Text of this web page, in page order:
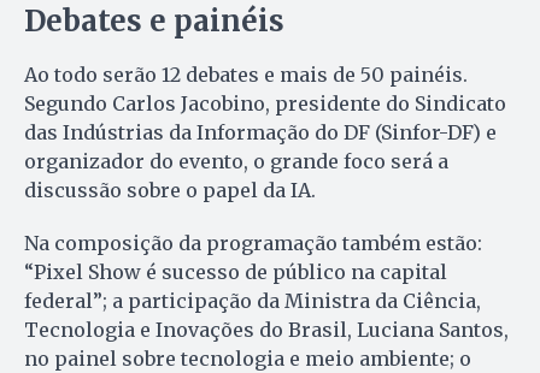
Debates e painéis
Ao todo serão 12 debates e mais de 50 painéis.
Segundo Carlos Jacobino, presidente do Sindicato
das Indústrias da Informação do DF (Sinfor-DF) e
organizador do evento, o grande foco será a
discussão sobre o papel da IA.
Na composição da programação também estão:
“Pixel Show é sucesso de público na capital
federal”; a participação da Ministra da Ciência,
Tecnologia e Inovações do Brasil, Luciana Santos,
no painel sobre tecnologia e meio ambiente; o